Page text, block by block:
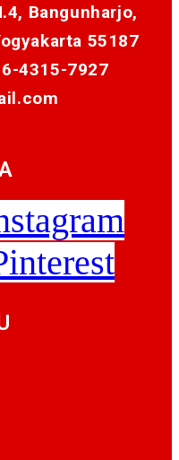
Bangunharjo,
55187
4315-7927